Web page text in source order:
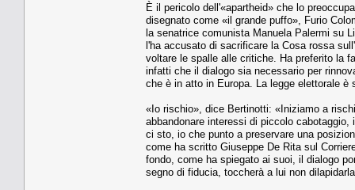
È il pericolo dell'«apartheid» che lo
disegnato come «il grande puffo», Furio
la senatrice comunista Manuela Palermi su
l'ha accusato di sacrificare la Cosa rossa
voltare le spalle alle critiche. Ha preferito la
infatti che il dialogo sia necessario per
che è in atto in Europa. La legge elettorale
«Io rischio», dice Bertinotti: «Iniziamo a
abbandonare interessi di piccolo
ci sto, io che punto a preservare una
come ha scritto Giuseppe De Rita sul
fondo, come ha spiegato ai suoi, il dialogo
segno di fiducia, toccherà a lui non